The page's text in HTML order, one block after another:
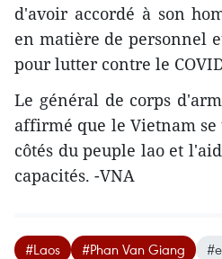
d'avoir accordé à son
en matière de personnel
pour lutter contre le
Le général de corps
affirmé que le Vietnam
côtés du peuple lao et
capacités. -VNA
#Laos #Phan Van Giang